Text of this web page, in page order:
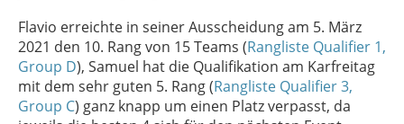
Flavio erreichte in seiner Ausscheidung am 5. März
2021 den 10. Rang von 15 Teams (Rangliste Qualifier 1,
Group D), Samuel hat die Qualifikation am Karfreitag
mit dem sehr guten 5. Rang (Rangliste Qualifier 3,
Group C) ganz knapp um einen Platz verpasst, da